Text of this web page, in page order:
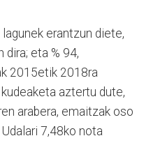
erantzun diete,
dira; eta % 94,
2015etik 2018ra
aztertu dute,
arabera, emaitzak oso
7,48ko nota